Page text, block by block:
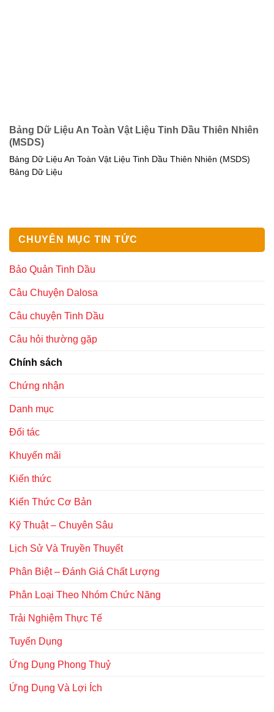
Bảng Dữ Liệu An Toàn Vật Liệu Tinh Dầu Thiên Nhiên
(MSDS)
Bảng Dữ Liệu An Toàn Vật Liệu Tinh Dầu Thiên Nhiên (MSDS)
Bảng Dữ Liệu
CHUYÊN MỤC TIN TỨC
Bảo Quản Tinh Dầu
Câu Chuyện Dalosa
Câu chuyện Tinh Dầu
Câu hỏi thường gặp
Chính sách
Chứng nhận
Danh mục
Đối tác
Khuyến mãi
Kiến thức
Kiến Thức Cơ Bản
Kỹ Thuật – Chuyên Sâu
Lịch Sử Và Truyền Thuyết
Phân Biệt – Đánh Giá Chất Lượng
Phân Loại Theo Nhóm Chức Năng
Trải Nghiệm Thực Tế
Tuyển Dụng
Ứng Dụng Phong Thuỷ
Ứng Dụng Và Lợi Ích